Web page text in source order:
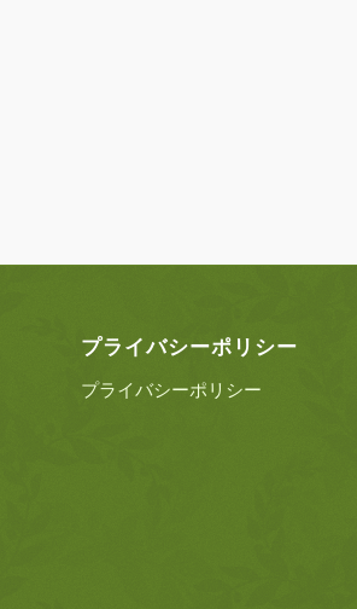
プライバシーポリシー
プライバシーポリシー